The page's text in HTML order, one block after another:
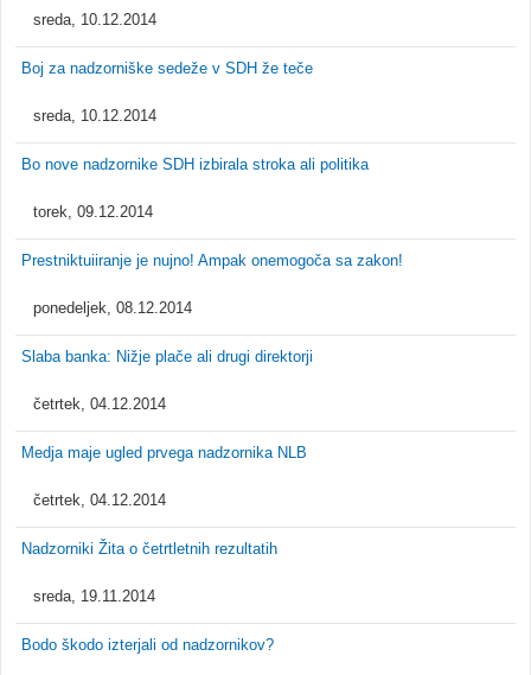
sreda, 10.12.2014
Boj za nadzorniške sedeže v SDH že teče
sreda, 10.12.2014
Bo nove nadzornike SDH izbirala stroka ali politika
torek, 09.12.2014
Prestniktuiiranje je nujno! Ampak onemogoča sa zakon!
ponedeljek, 08.12.2014
Slaba banka: Nižje plače ali drugi direktorji
četrtek, 04.12.2014
Medja maje ugled prvega nadzornika NLB
četrtek, 04.12.2014
Nadzorniki Žita o četrtletnih rezultatih
sreda, 19.11.2014
Bodo škodo izterjali od nadzornikov?